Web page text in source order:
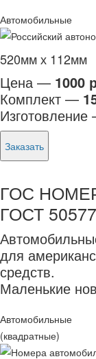
Автомобильные
520мм х 112мм
Цена — 1000
Комплект —
Заказать
ГОС
ГОСТ
для
средств.
Маленькие
Автомобильные
(квадратные)